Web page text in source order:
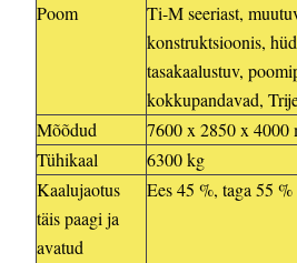
Poom
Ti-M seeriast,
konstruktsioonis,
tasakaalustuv,
kokkupandavad,
Mõõdud
7600 x 2850 x 4000
Tühikaal
6300 kg
Kaalujaotus
täis paagi ja
avatud
Ees 45 %, taga 55 %